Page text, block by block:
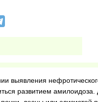
выявления
развитием амилоидоза.